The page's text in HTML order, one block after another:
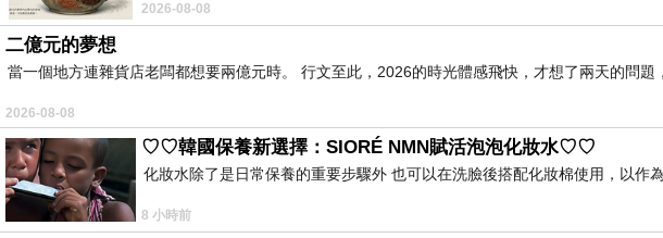
根據查到的資料(引用自此網址
)，
主奉關帝爺，聖誕日為6月24日。
廟內並奉祀周倉，聖誕日不詳；關平，聖誕日為正月13日。
雙鯉湖原與慈湖連為一出海口，因為湖的形狀有如兩隻對望的鯉魚而得
2026-08-08
二億元的夢想
當一個地方連雜貨店老闆都想要兩億元時。 行文至此，2026的時光體感飛快，才想了兩天的問
2026-08-08
♡♡韓國保養新選擇：SIORÉ NMN賦活泡泡化妝水♡♡
化妝水除了是日常保養的重要步驟外 也可以在洗臉後搭配化妝棉使用，以作
8 小時前